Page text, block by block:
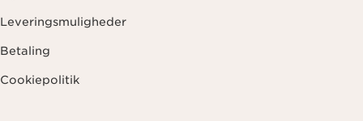
Leveringsmuligheder
Betaling
Cookiepolitik